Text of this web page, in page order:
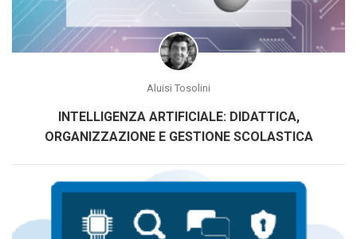
Aluisi Tosolini
INTELLIGENZA ARTIFICIALE: DIDATTICA,
ORGANIZZAZIONE E GESTIONE SCOLASTICA